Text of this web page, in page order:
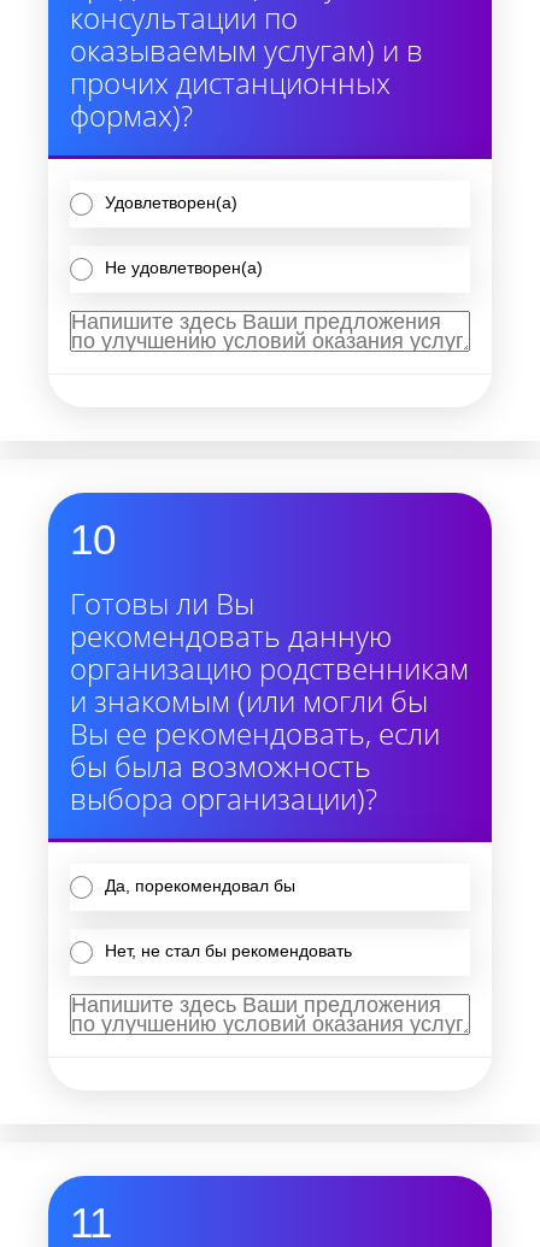
консультации по
оказываемым услугам) и в
прочих дистанционных
формах)?
Удовлетворен(а)
Не удовлетворен(а)
10
Готовы ли Вы
рекомендовать данную
организацию родственникам
и знакомым (или могли бы
Вы ее рекомендовать, если
бы была возможность
выбора организации)?
Да, порекомендовал бы
Нет, не стал бы рекомендовать
11